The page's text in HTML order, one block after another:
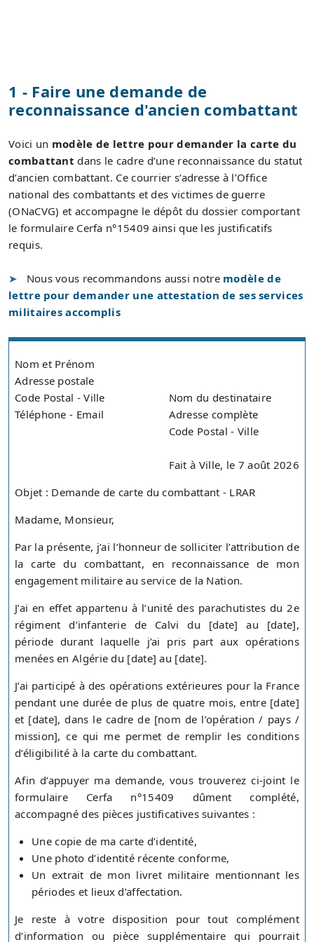
1 - Faire une demande de
reconnaissance d'ancien combattant
Voici un modèle de lettre pour demander la carte du
combattant dans le cadre d’une reconnaissance du statut
d’ancien combattant. Ce courrier s’adresse à l’Office
national des combattants et des victimes de guerre
(ONaCVG) et accompagne le dépôt du dossier comportant
le formulaire Cerfa n°15409 ainsi que les justificatifs
requis.
Nous vous recommandons aussi notre modèle de
lettre pour demander une attestation de ses services
militaires accomplis
Nom et Prénom
Adresse postale
Code Postal - Ville
Téléphone - Email
Nom du destinataire
Adresse complète
Code Postal - Ville
Fait à Ville, le 7 août 2026
Objet : Demande de carte du combattant - LRAR
Madame, Monsieur,
Par la présente, j’ai l’honneur de solliciter l’attribution de
la carte du combattant, en reconnaissance de mon
engagement militaire au service de la Nation.
J’ai en effet appartenu à l’unité des parachutistes du 2e
régiment d’infanterie de Calvi du [date] au [date],
période durant laquelle j’ai pris part aux opérations
menées en Algérie du [date] au [date].
J’ai participé à des opérations extérieures pour la France
pendant une durée de plus de quatre mois, entre [date]
et [date], dans le cadre de [nom de l’opération / pays /
mission], ce qui me permet de remplir les conditions
d’éligibilité à la carte du combattant.
Afin d’appuyer ma demande, vous trouverez ci-joint le
formulaire Cerfa n°15409 dûment complété,
accompagné des pièces justificatives suivantes :
Une copie de ma carte d’identité,
Une photo d’identité récente conforme,
Un extrait de mon livret militaire mentionnant les
périodes et lieux d’affectation.
Je reste à votre disposition pour tout complément
d’information ou pièce supplémentaire qui pourrait